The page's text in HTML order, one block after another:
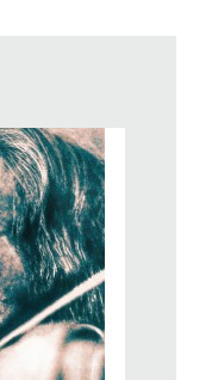
Gabriel Fauré. Dopo
a Berlino
Josef Joachim,
fece un dono-
per il Concerto
Enescu fu
d’orchestra e
la sua musica
opera sinfonica, la
della Seconda guerra